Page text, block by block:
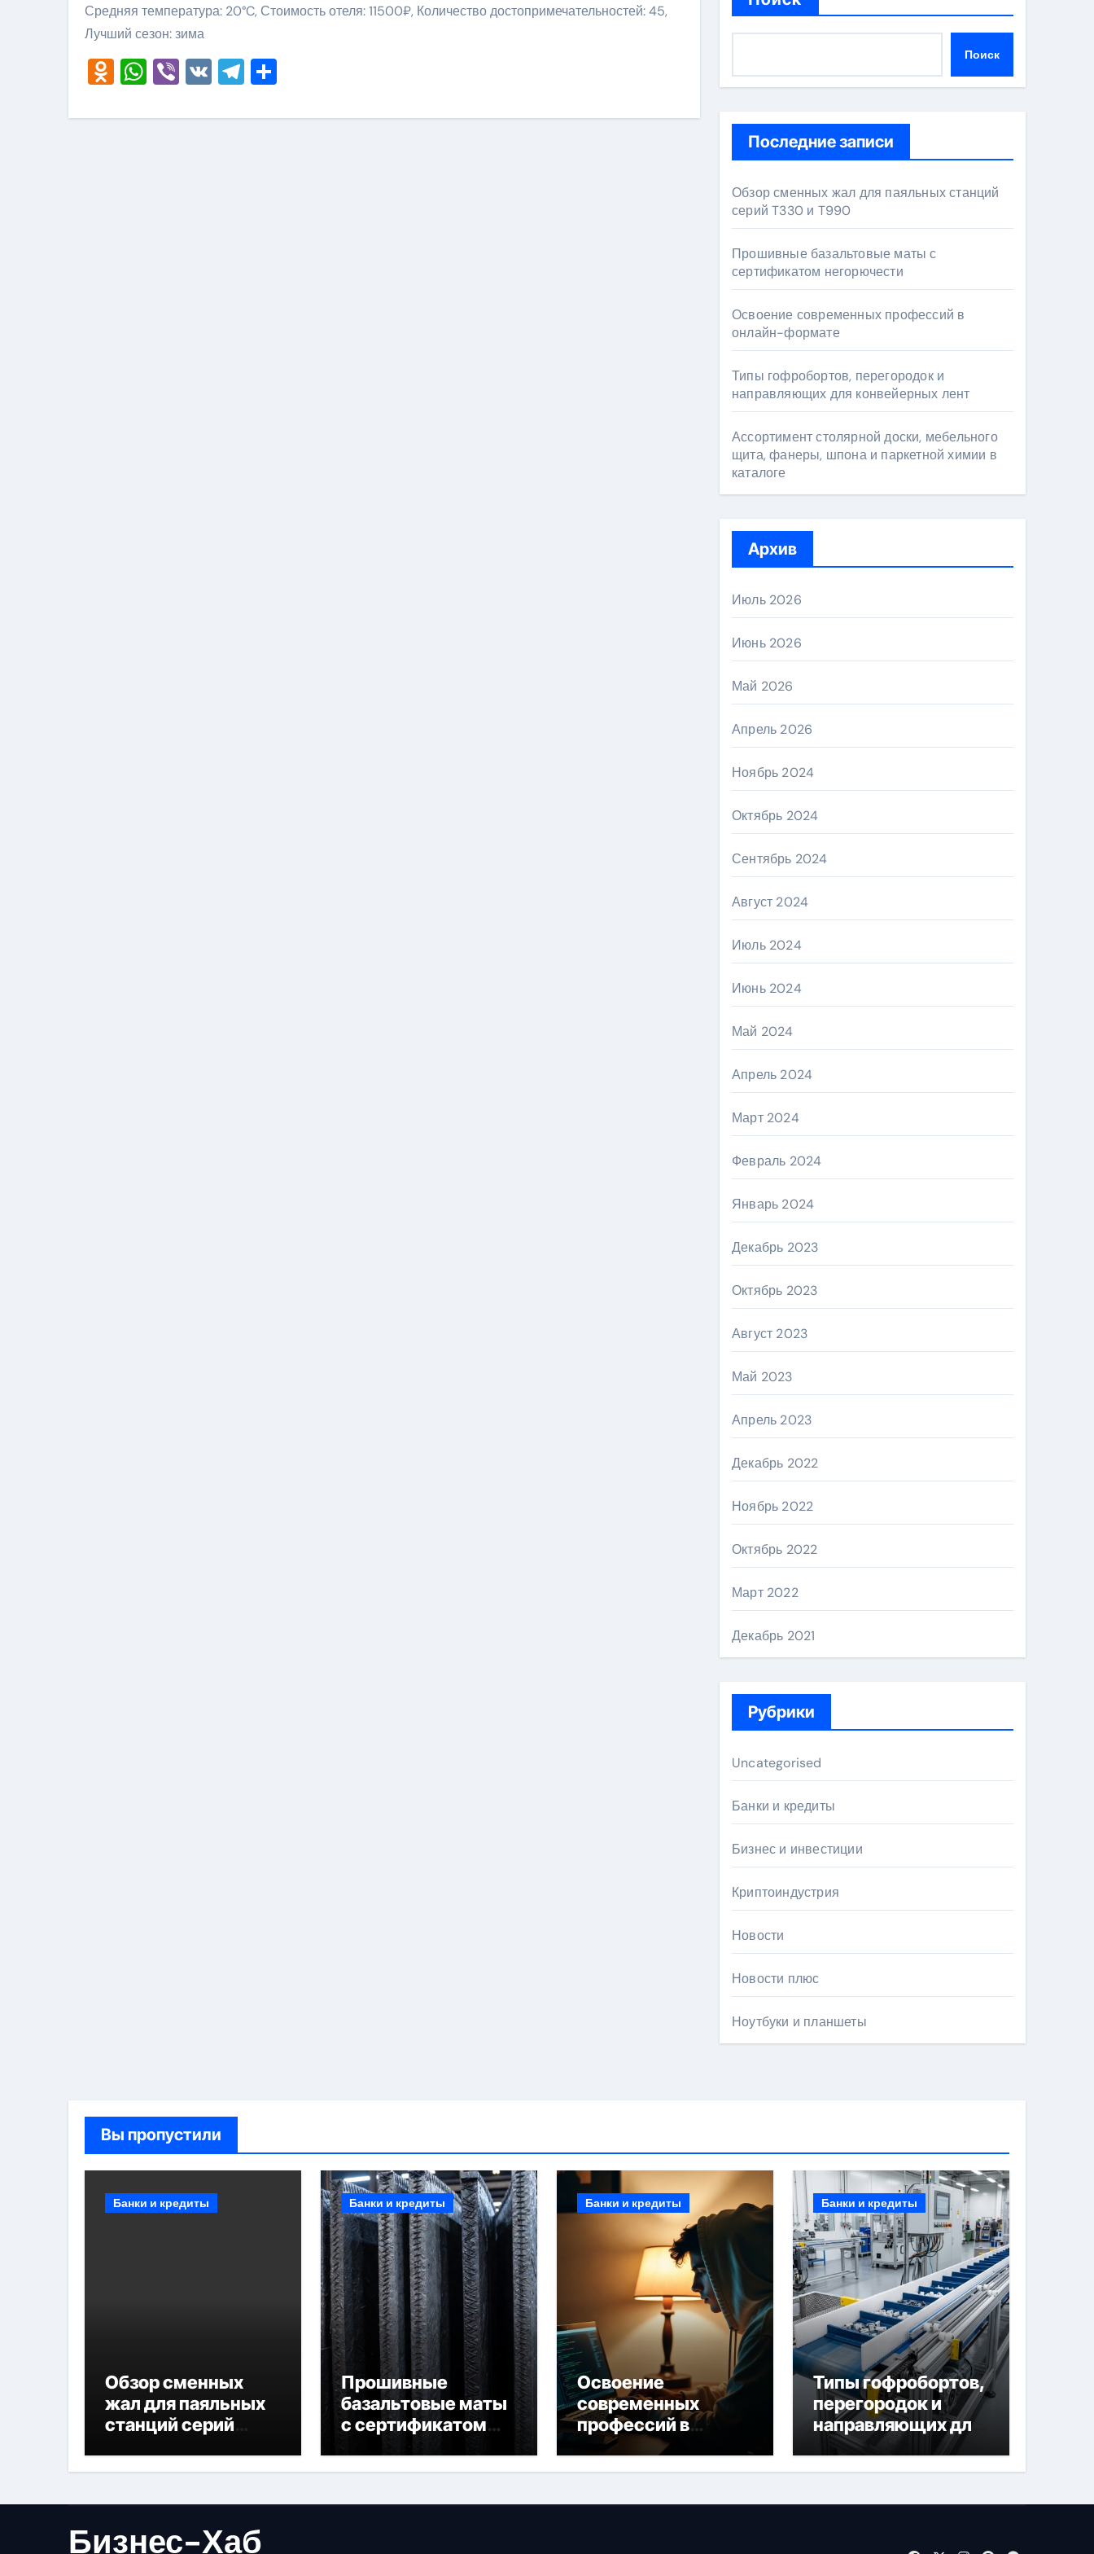
Средняя температура: 20°C, Стоимость отеля: 11500₽, Количество достопримечательностей: 45,
Лучший сезон: зима
Odnoklassniki
WhatsApp
Viber
VKTelegram Поиск
Последние записи
Обзор сменных жал для паяльных станций
серий T330 и T990
Прошивные базальтовые маты с
сертификатом негорючести
Освоение современных профессий в
онлайн-формате
Типы гофробортов, перегородок и
направляющих для конвейерных лент
Ассортимент столярной доски, мебельного
щита, фанеры, шпона и паркетной химии в
каталоге
Архив
Июль 2026
Июнь 2026
Май 2026
Апрель 2026
Ноябрь 2024
Октябрь 2024
Сентябрь 2024
Август 2024
Июль 2024
Июнь 2024
Май 2024
Апрель 2024
Март 2024
Февраль 2024
Январь 2024
Декабрь 2023
Октябрь 2023
Август 2023
Май 2023
Апрель 2023
Декабрь 2022
Ноябрь 2022
Октябрь 2022
Март 2022
Декабрь 2021
Рубрики
Uncategorised
Банки и кредиты
Бизнес и инвестиции
Криптоиндустрия
Новости
Новости плюс
Ноутбуки и планшеты
Вы пропустили
Банки и кредиты
Обзор сменных
жал для паяльных
станций серий
Банки и кредиты
Прошивные
базальтовые маты
с сертификатом
негорючести
Банки и кредиты
Освоение
современных
профессий в
онлайн-формате
Банки и кредиты
Типы гофробортов,
перегородок и
направляющих для
конвейерных лент
Бизнес-Хаб